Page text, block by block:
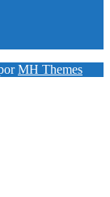
MH Themes